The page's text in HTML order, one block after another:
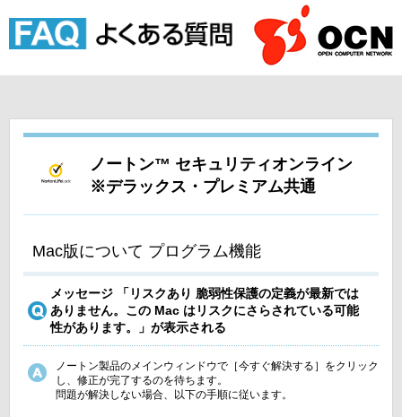
ノートン™ セキュリティオンライン
※デラックス・プレミアム共通
Mac版について プログラム機能
メッセージ 「リスクあり 脆弱性保護の定義が最新では
ありません。この Mac はリスクにさらされている可能
性があります。」が表示される
ノートン製品のメインウィンドウで［今すぐ解決する］をクリック
し、修正が完了するのを待ちます。
問題が解決しない場合、以下の手順に従います。